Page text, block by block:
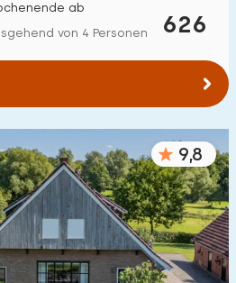
626
ab
von 4 Personen
9,8